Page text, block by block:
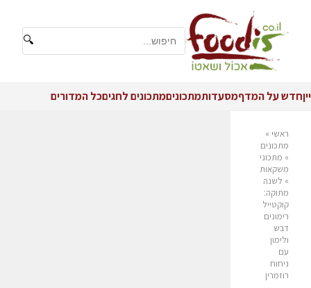
🔍
ייןחדש על המדףמסעדותמתכוניםמתכונים לחגיםכל המדורים
ראשי »
מתכונים
» מתכוני
משקאות
» לשנה
מתוקה:
קוקטייל
רימונים
דבש
ולימון
עם
ניחוח
רוזמרין